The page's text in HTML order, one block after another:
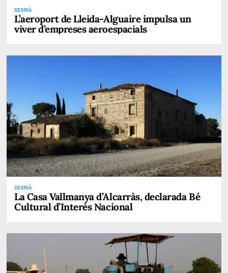
SEGRIÀ
L’aeroport de Lleida-Alguaire impulsa un
viver d’empreses aeroespacials
SEGRIÀ
La Casa Vallmanya d’Alcarràs, declarada Bé
Cultural d’Interès Nacional